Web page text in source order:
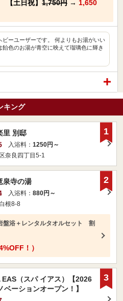
【土日祝】 1,750円 → 1,650
ビーユーザーです。 何よりもお湯がいい
色のお湯が青空に映えて瑠璃色に輝き
キング
里 別邸
入浴料： 1250円～
奈良四丁目5-1
1
泉寺の湯
入浴料： 880円～
根8-8
盤浴＋レンタルタオルセット 割
！）
2
EAS（スパ イアス）【2026
ーションオープン！】
3